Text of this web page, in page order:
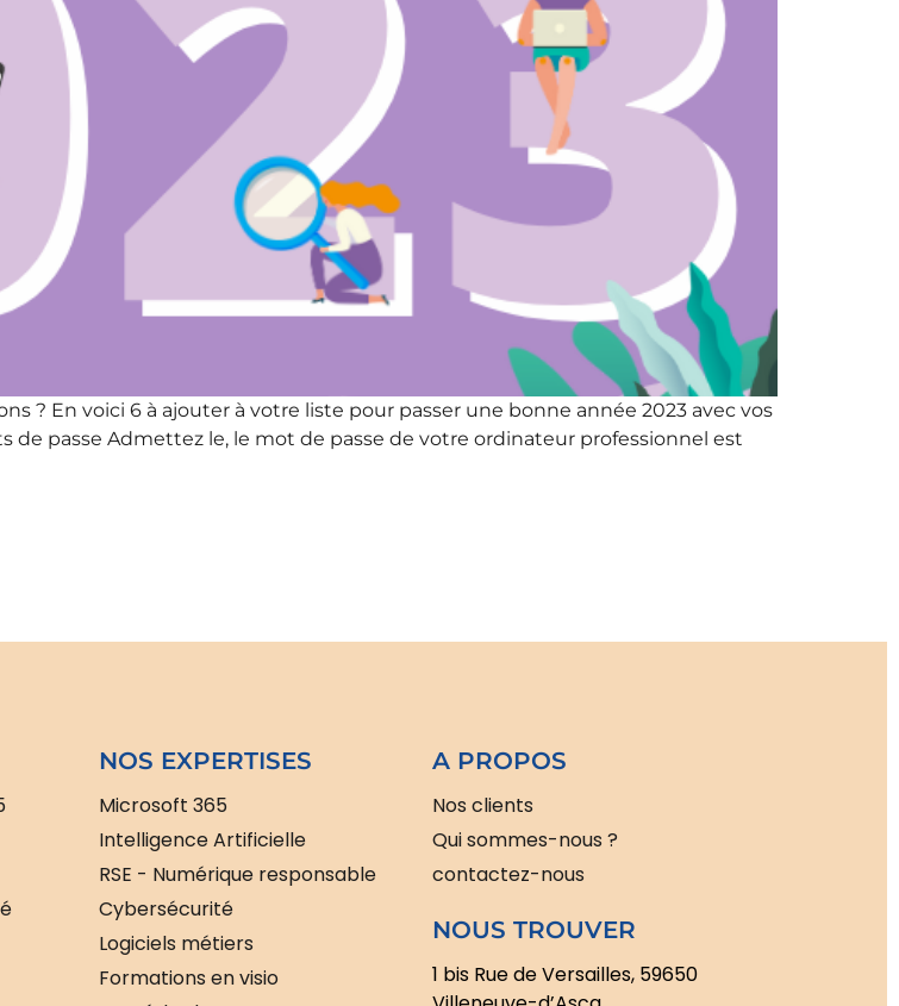
? En voici 6 à ajouter à votre liste pour passer une bonne année 2023 avec vos
de passe Admettez le, le mot de passe de votre ordinateur professionnel est
NOS EXPERTISES
Microsoft 365
Intelligence Artificielle
RSE - Numérique responsable
Cybersécurité
Logiciels métiers
Formations en visio
A PROPOS
Nos clients
Qui sommes-nous ?
contactez-nous
NOUS TROUVER
1 bis Rue de Versailles, 59650